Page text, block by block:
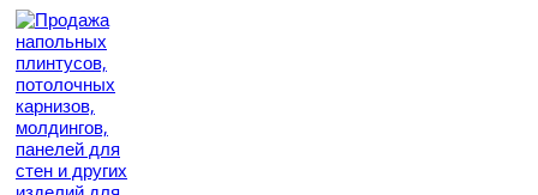
Перейти
содержимому